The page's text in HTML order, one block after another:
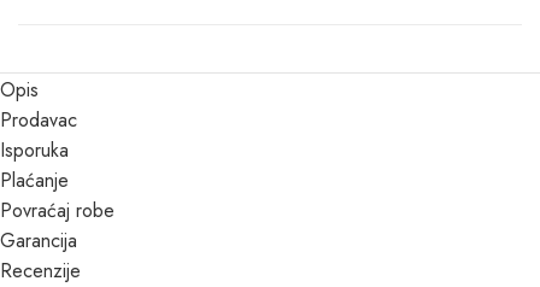
Opis
Prodavac
Isporuka
Plaćanje
Povraćaj robe
Garancija
Recenzije